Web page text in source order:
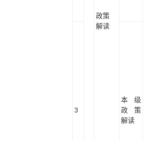
政策
解读
3
本级
政策
解读